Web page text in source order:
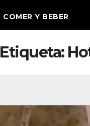
COMER Y BEBER
Etiqueta: